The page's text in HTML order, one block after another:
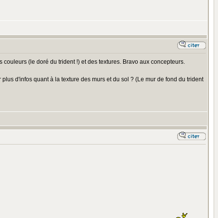
(le doré du trident !) et des textures. Bravo aux concepteurs.
d'infos quant à la texture des murs et du sol ? (Le mur de fond du trident